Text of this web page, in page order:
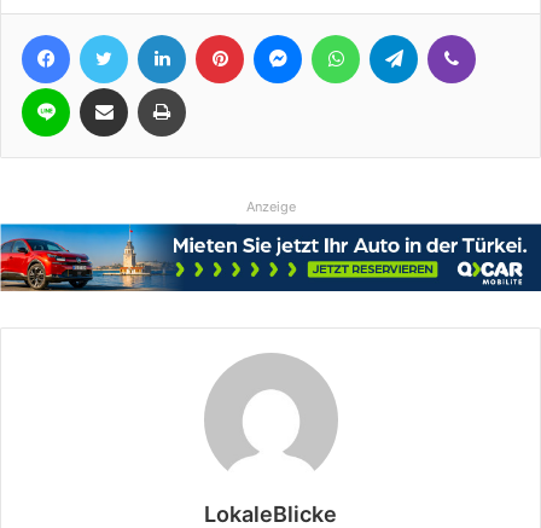
FacebookTwitter LinkedIn Pinterest MessengerWhatsAppTelegram
Line Teile per E-Mail Drucken
Anzeige
LokaleBlicke